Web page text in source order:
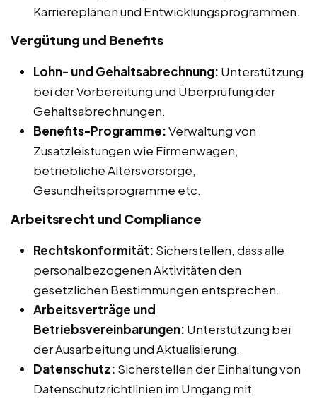
Karriereplänen und Entwicklungsprogrammen.
Vergütung und Benefits
Lohn- und Gehaltsabrechnung: Unterstützung
bei der Vorbereitung und Überprüfung der
Gehaltsabrechnungen.
Benefits-Programme:Verwaltung von
Zusatzleistungen wie Firmenwagen,
betriebliche Altersvorsorge,
Gesundheitsprogramme etc.
Arbeitsrecht und Compliance
Rechtskonformität: Sicherstellen, dass alle
personalbezogenen Aktivitäten den
gesetzlichen Bestimmungen entsprechen.
Arbeitsverträge und
Betriebsvereinbarungen: Unterstützung bei
der Ausarbeitung und Aktualisierung.
Datenschutz: Sicherstellen der Einhaltung von
Datenschutzrichtlinien im Umgang mit